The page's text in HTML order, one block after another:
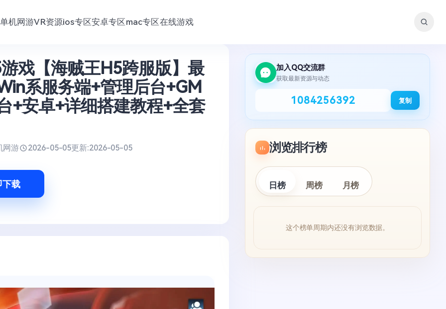
单机网游VR资源ios专区安卓专区mac专区在线游戏
戏【海贼王H5跨服版】最
系服务端+管理后台+GM
+安卓+详细搭建教程+全套
网游 2026-05-05更新:2026-05-05
下载
加入QQ交流群
获取最新资源与动态
1084256392 复制
浏览排行榜
日榜 周榜 月榜
这个榜单周期内还没有浏览数据。